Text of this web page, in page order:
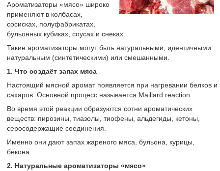
Ароматизаторы «мясо» широко
применяют в колбасах,
сосисках, полуфабрикатах,
бульонных кубиках, соусах и снеках.
Такие ароматизаторы могут быть натуральными, идентичными
натуральным (синтетическими) или смешанными.
1. Что создаёт запах мяса
Настоящий мясной аромат появляется при нагревании белков и
сахаров. Основной процесс называется Maillard reaction.
Во время этой реакции образуются сотни ароматических
веществ: пирозины, тиазолы, тиофены, альдегиды, кетоны,
серосодержащие соединения.
Именно они дают запах жареного мяса, бульона, курицы,
бекона.
2. Натуральные ароматизаторы «мясо»